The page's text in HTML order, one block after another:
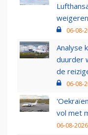
weigeren
06-08-
Analyse
duurder
de
06-08-
vol met
06-08-